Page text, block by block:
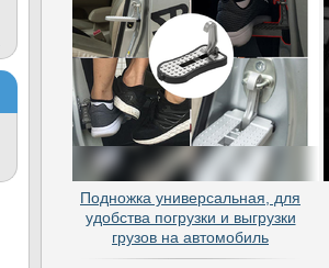
Подножка универсальная, для
удобства погрузки и выгрузки
грузов на автомобиль